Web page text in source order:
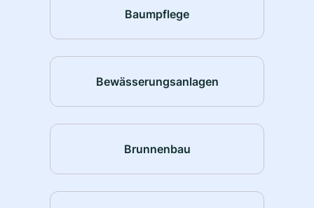
Baumpflege
Bewässerungsanlagen
Brunnenbau